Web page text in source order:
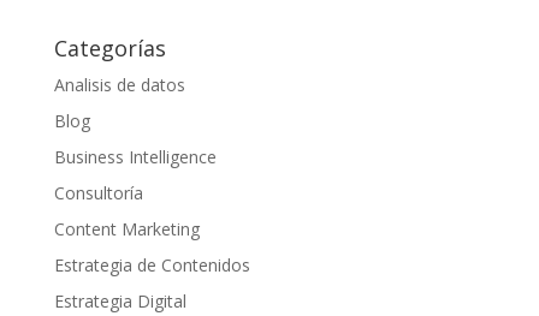
Categorías
Analisis de datos
Blog
Business Intelligence
Consultoría
Content Marketing
Estrategia de Contenidos
Estrategia Digital